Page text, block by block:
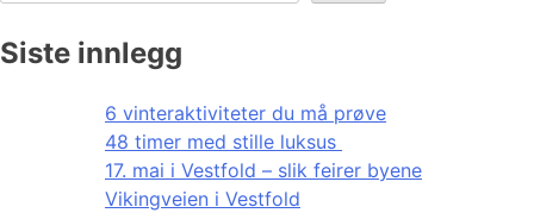
Siste innlegg
6 vinteraktiviteter du må prøve
48 timer med stille luksus
17. mai i Vestfold – slik feirer byene
Vikingveien i Vestfold